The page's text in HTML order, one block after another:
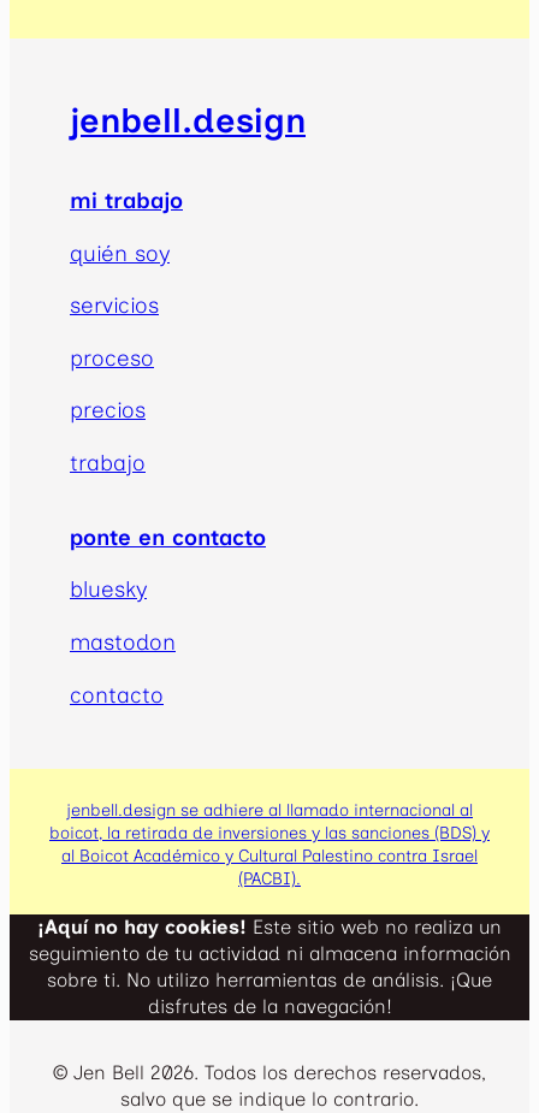
jenbell.design
mi trabajo
quién soy
servicios
proceso
precios
trabajo
ponte en contacto
bluesky
mastodon
contacto
jenbell.design se adhiere al llamado internacional al
boicot, la retirada de inversiones y las sanciones (BDS) y
al Boicot Académico y Cultural Palestino contra Israel
(PACBI).
¡Aquí no hay cookies! Este sitio web no realiza un
seguimiento de tu actividad ni almacena información
sobre ti. No utilizo herramientas de análisis. ¡Que
disfrutes de la navegación!
© Jen Bell 2026. Todos los derechos reservados,
salvo que se indique lo contrario.